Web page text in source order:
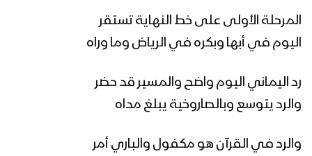
مونتاج زامل سجلوني يماني | عيسى
الليث – 1441هـ
زامل همدان بن زيد – عيسى الليث – 1441هـ
المرحلة الأولى على خط النهاية تستقر
اليوم في أبها وبكره في الرياض وما وراه
رد اليماني اليوم واضح والمسير قد حضر
والرد يتوسع وبالصاروخية يبلغ مداه
والرد في القرآن هو مكفول والباري أمر